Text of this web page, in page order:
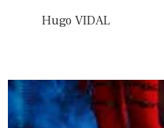
Hugo VIDAL